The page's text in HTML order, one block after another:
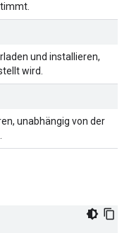
und installieren,
wird.
unabhängig von der